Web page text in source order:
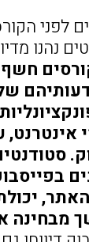
לפני
נהנו
חשף
מבחינה